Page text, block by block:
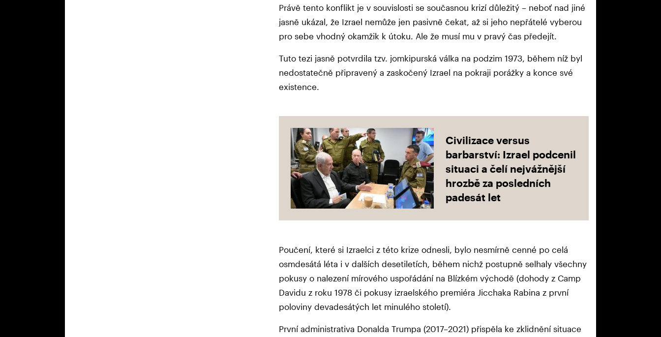
Právě tento konflikt je v souvislosti se současnou krizí důležitý – neboť nad jiné
jasně ukázal, že Izrael nemůže jen pasivně čekat, až si jeho nepřátelé vyberou
pro sebe vhodný okamžik k útoku. Ale že musí mu v pravý čas předejít.
Tuto tezi jasně potvrdila tzv. jomkipurská válka na podzim 1973, během níž byl
nedostatečně připravený a zaskočený Izrael na pokraji porážky a konce své
existence.
Civilizace versus
barbarství: Izrael podcenil
situaci a čelí nejvážnější
hrozbě za posledních
padesát let
Poučení, které si Izraelci z této krize odnesli, bylo nesmírně cenné po celá
osmdesátá léta i v dalších desetiletích, během nichž postupně selhaly všechny
pokusy o nalezení mírového uspořádání na Blízkém východě (dohody z Camp
Davidu z roku 1978 či pokusy izraelského premiéra Jicchaka Rabina z první
poloviny devadesátých let minulého století).
První administrativa Donalda Trumpa (2017–2021) přispěla ke zklidnění situace